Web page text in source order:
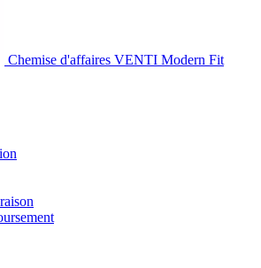
Chemise d'affaires VENTI Modern Fit